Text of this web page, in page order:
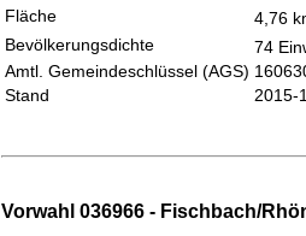
Fläche
4,76
Bevölkerungsdichte
74
Amtl. Gemeindeschlüssel (AGS)
Stand
2015-
Vorwahl 036966 - Fischbach/